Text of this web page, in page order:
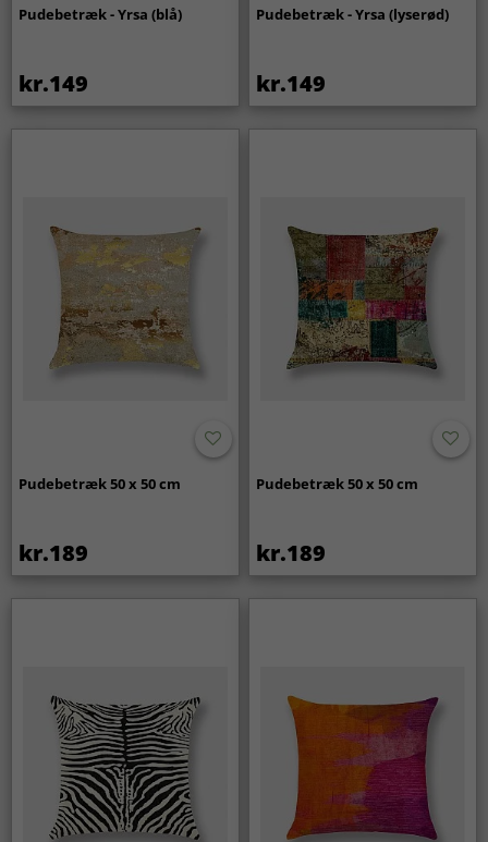
Pudebetræk - Yrsa (blå)
kr.149
Pudebetræk - Yrsa (lyserød)
kr.149
Pudebetræk 50 x 50 cm
kr.189
Pudebetræk 50 x 50 cm
kr.189